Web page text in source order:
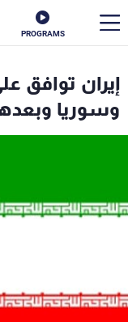
PROGRAMS
إيران توافق
وسوريا
الأخبار
منوعات